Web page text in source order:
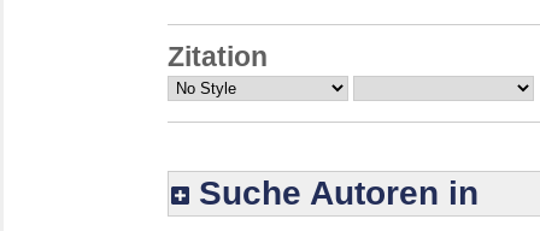
Zitation
Suche Autoren in